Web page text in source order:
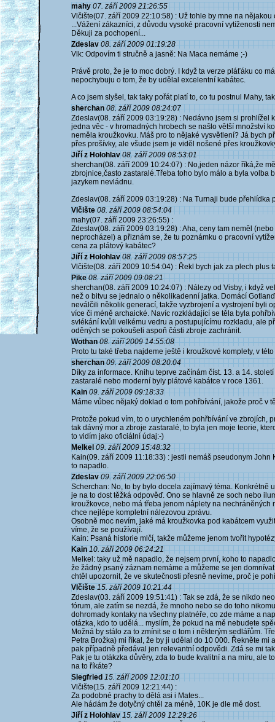
mahy 07. září 2009 21:26:55
Vlčište(07. září 2009 22:10:58) : Už tohle by mne na
...Vážení zákazníci, z důvodu vysoké pracovní vytíženosti
Děkuji za pochopení...
Zdeslav 08. září 2009 01:19:28
Vlk: Odpovím ti stručně a jasně: Na Maca nemáme ;-)
Právě proto, že je to moc dobrý. I když ta verze pláťáku co
nepochybuju o tom, že by udělal excelentní kabátec.
A co jsem slyšel, tak taky pořát platí to, co tu postnul Mahy,
sherchan 08. září 2009 08:24:07
Zdeslav(08. září 2009 03:19:28) : Nedávno jsem si prohlížel
jedna věc - v hromadných hrobech se našlo větší množství
neměla kroužkovku. Máš pro to nějaké vysvětlení? Já bych
přes prošívky, ale všude jsem je viděl nošené přes
Jiří z Holohlav 08. září 2009 08:53:01
sherchan(08. září 2009 10:24:07) : No,jeden názor říká,že
zbrojnice,často zastaralé.Třeba toho bylo málo a byla volba
jazykem nevládnu.
Zdeslav(08. září 2009 03:19:28) : Na Turnaji bude přehlídka
Vlčište 08. září 2009 08:54:04
mahy(07. září 2009 23:26:55) :
Zdeslav(08. září 2009 03:19:28) : Aha, ceny tam neměl
neprocházel) a přiznám se, že tu poznámku o pracovní
cena za plátový kabátec?
Jiří z Holohlav 08. září 2009 08:57:25
Vlčište(08. září 2009 10:54:04) : Řekl bych jak za plech plus
Pike 08. září 2009 09:08:21
sherchan(08. září 2009 10:24:07) : Nálezy od Visby, i když
než o bitvu se jednalo o několikadenní jatka. Domácí
neválčili několik generací, takže vyzbrojení a vystrojení byli
více či méně archaické. Navíc rozkládající se těla byla
svlékání kvůli velkému vedru a postupujícímu rozkladu, ale
oděných se pokoušeli aspoň části zbroje zachránit.
Wothan 08. září 2009 14:55:08
Proto tu také třeba najdeme ještě i kroužkové komplety, v
sherchan 09. září 2009 08:20:04
Díky za informace. Knihu teprve začínám číst. 13. a 14.
zastaralé nebo moderní byly plátové kabátce v roce 1361.
Kain 09. září 2009 09:18:33
Máme vůbec nějaký doklad o tom pohřbívání, jakože proč v
Protože pokud vím, to o urychleném pohřbívání ve zbrojích,
tak dávný mor a zbroje zastaralé, to byla jen moje teorie,
to vidím jako oficiální údaj:-)
Melkel 09. září 2009 15:48:32
Kain(09. září 2009 11:18:33) : jestli nemáš pseudonym
to napadlo.
Zdeslav 09. září 2009 22:06:50
Scherchan: No, to by bylo docela zajímavý téma. Konkrétně
je na to dost těžká odpověď. Ono se hlavně ze soch nebo
kroužkovce, nebo má třeba jenom náplety na nechráněných
chce nejlépe kompletní nálezovou zprávu.
Osobně moc nevím, jaké má kroužkovka pod kabátcem
víme, že se používají.
Kain: Psaná historie mlčí, takže můžeme jenom tvořit
Kain 10. září 2009 06:24:21
Melkel: taky už mě napadlo, že nejsem první, koho to
že žádný psaný záznam nemáme a můžeme se jen
chtěl upozornit, že ve skutečnosti přesně nevíme, proč je
Vlčište 15. září 2009 10:21:44
Zdeslav(03. září 2009 19:51:41) : Tak se zdá, že se nikdo
fórum, ale zatím se nezdá, že mnoho nebo se do toho
dohromady kontaky na všechny platnéře, co zde máme a
otázka, kdo to udělá... myslím, že pokud na mě nebudete
Možná by stálo za to zmínit se o tom i některým sedlářům.
Petra Brožka) mi říkal, že by ji udělal do 10 000. Řekněte
pak případně předával jen relevantní odpovědi. Zdá se mi
Pak je tu otákzka důvěry, zda to bude kvalitní a na míru, ale
na to říkáte?
Siegfried 15. září 2009 12:01:10
Vlčište(15. září 2009 12:21:44) :
Za podobné prachy to dělá asi i Mates...
Ale hádám že dotyčný chtěl za méně, 10K je dle mě dost.
Jiří z Holohlav 15. září 2009 12:29:26